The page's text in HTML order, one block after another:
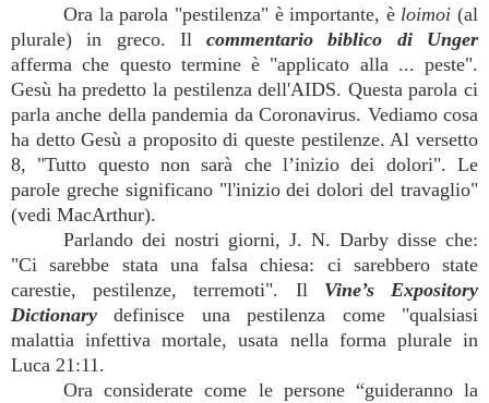
Ora la parola "pestilenza" è importante, è loimoi (al
plurale) in greco. Ilcommentario biblico di Unger
afferma che questo termine è "applicato alla ... peste".
Gesù ha predetto la pestilenza dell'AIDS. Questa parola ci
parla anche della pandemia da Coronavirus. Vediamo cosa
ha detto Gesù a proposito di queste pestilenze. Al versetto
8, "Tutto questo non sarà che l’inizio dei dolori". Le
parole greche significano "l'inizio dei dolori del travaglio"
(vedi MacArthur).
Parlando dei nostri giorni, J. N. Darby disse che:
"Ci sarebbe stata una falsa chiesa: ci sarebbero state
carestie, pestilenze, terremoti". Il Vine’s Expository
Dictionary definisce una pestilenza come "qualsiasi
malattia infettiva mortale, usata nella forma plurale in
Luca 21:11.
Ora considerate come le persone “guideranno la